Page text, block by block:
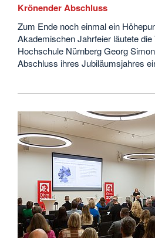
Krönender Abschluss
Zum Ende noch einmal ein
Akademischen Jahrfeier läutete
Hochschule Nürnberg Georg
Abschluss ihres Jubiläumsjahres